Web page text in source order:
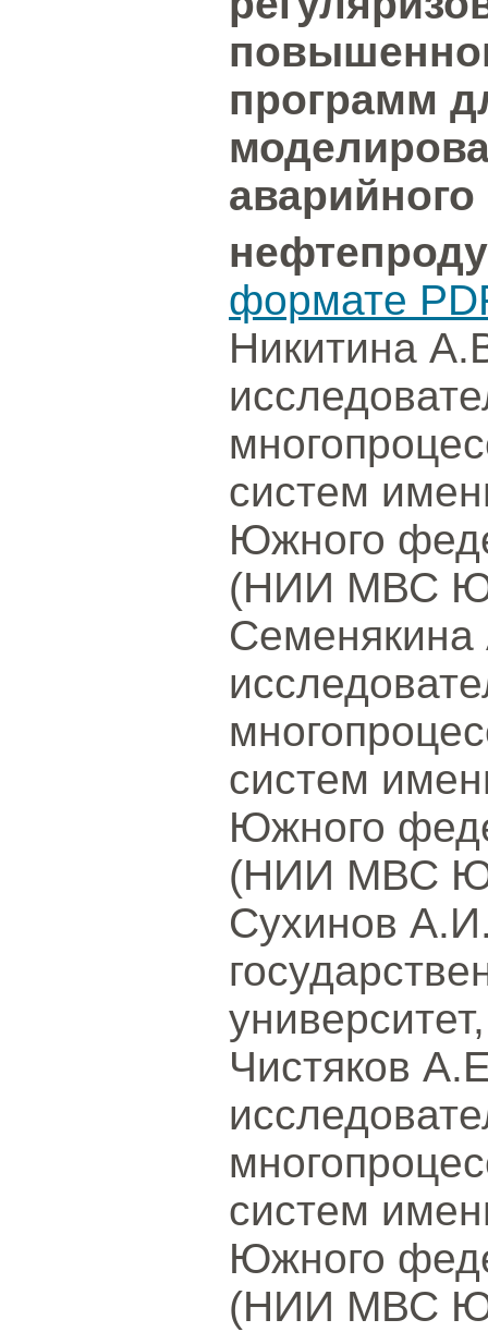
программ
аварийного
формате
Никитина
систем
Южного
(НИИ МВС
систем
Южного
(НИИ МВС
Сухинов
Чистяков
систем
Южного
(НИИ МВС